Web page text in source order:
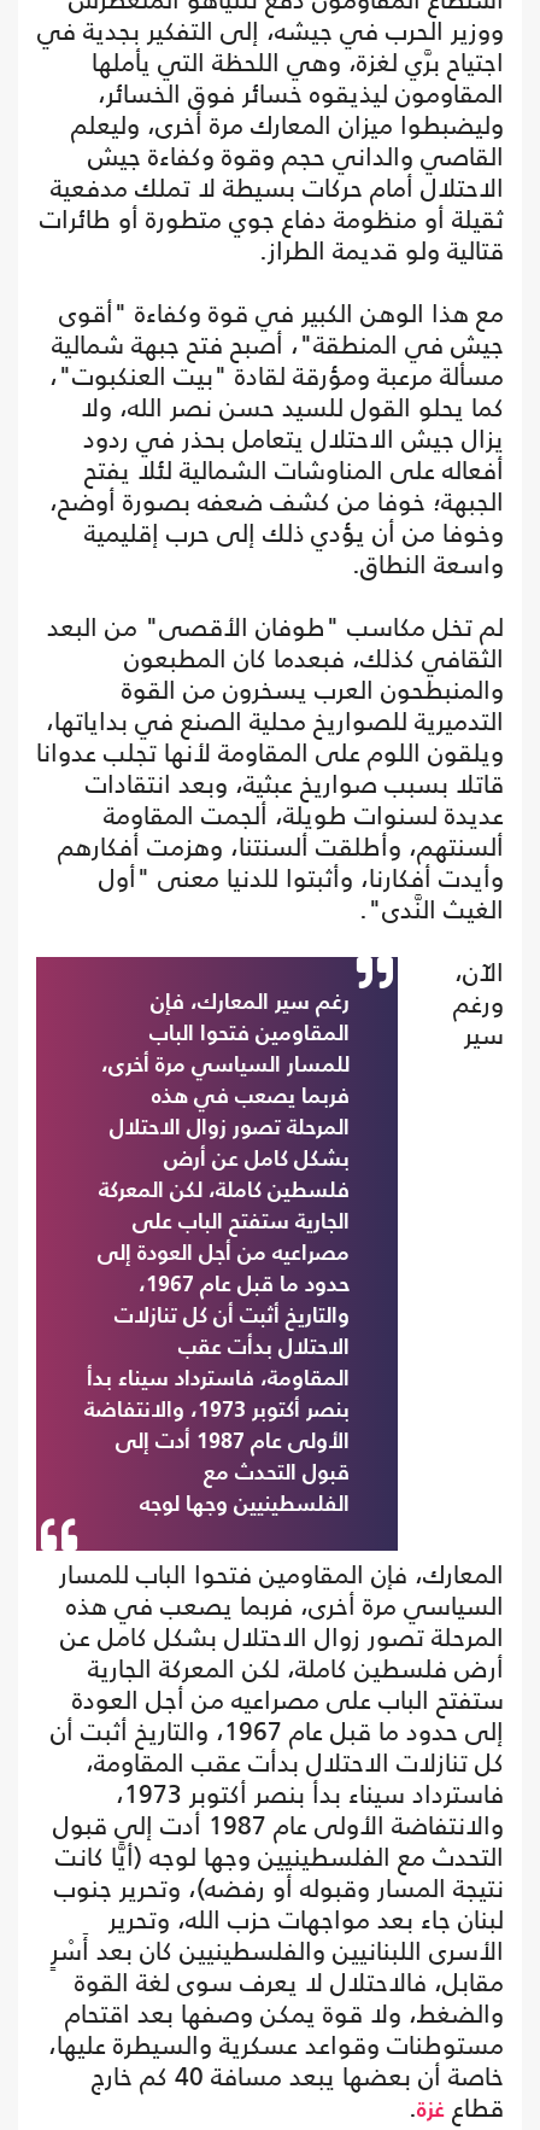
ووزير الحرب في جيشه، إلى التفكير بجدية في
اجتياح برَّي لغزة، وهي اللحظة التي يأملها
المقاومون ليذيقوه خسائر فوق الخسائر،
وليضبطوا ميزان المعارك مرة أخرى، وليعلم
القاصي والداني حجم وقوة وكفاءة جيش
الاحتلال أمام حركات بسيطة لا تملك مدفعية
ثقيلة أو منظومة دفاع جوي متطورة أو طائرات
قتالية ولو قديمة الطراز.
مع هذا الوهن الكبير في قوة وكفاءة "أقوى
جيش في المنطقة"، أصبح فتح جبهة شمالية
مسألة مرعبة ومؤرقة لقادة "بيت العنكبوت"،
كما يحلو القول للسيد حسن نصر الله، ولا
يزال جيش الاحتلال يتعامل بحذر في ردود
أفعاله على المناوشات الشمالية لئلا يفتح
الجبهة؛ خوفا من كشف ضعفه بصورة أوضح،
وخوفا من أن يؤدي ذلك إلى حرب إقليمية
واسعة النطاق.
لم تخل مكاسب "طوفان الأقصى" من البعد
الثقافي كذلك، فبعدما كان المطبعون
والمنبطحون العرب يسخرون من القوة
التدميرية للصواريخ محلية الصنع في بداياتها،
ويلقون اللوم على المقاومة لأنها تجلب عدوانا
قاتلا بسبب صواريخ عبثية، وبعد انتقادات
عديدة لسنوات طويلة، ألجمت المقاومة
ألسنتهم، وأطلقت ألسنتنا، وهزمت أفكارهم
وأيدت أفكارنا، وأثبتوا للدنيا معنى "أول
الغيث النَّدى".
رغم سير المعارك، فإن
المقاومين فتحوا الباب
للمسار السياسي مرة أخرى،
فربما يصعب في هذه
المرحلة تصور زوال الاحتلال
بشكل كامل عن أرض
فلسطين كاملة، لكن المعركة
الجارية ستفتح الباب على
مصراعيه من أجل العودة إلى
حدود ما قبل عام 1967،
والتاريخ أثبت أن كل تنازلات
الاحتلال بدأت عقب
المقاومة، فاسترداد سيناء بدأ
بنصر أكتوبر 1973، والانتفاضة
الأولى عام 1987 أدت إلى
قبول التحدث مع
الفلسطينيين وجها لوجه
الآن،
ورغم
سير
المعارك، فإن المقاومين فتحوا الباب للمسار
السياسي مرة أخرى، فربما يصعب في هذه
المرحلة تصور زوال الاحتلال بشكل كامل عن
أرض فلسطين كاملة، لكن المعركة الجارية
ستفتح الباب على مصراعيه من أجل العودة
إلى حدود ما قبل عام 1967، والتاريخ أثبت أن
كل تنازلات الاحتلال بدأت عقب المقاومة،
فاسترداد سيناء بدأ بنصر أكتوبر 1973،
والانتفاضة الأولى عام 1987 أدت إلى قبول
التحدث مع الفلسطينيين وجها لوجه (أيًّا كانت
نتيجة المسار وقبوله أو رفضه)، وتحرير جنوب
لبنان جاء بعد مواجهات حزب الله، وتحرير
الأسرى اللبنانيين والفلسطينيين كان بعد أَسْرٍ
مقابل، فالاحتلال لا يعرف سوى لغة القوة
والضغط، ولا قوة يمكن وصفها بعد اقتحام
مستوطنات وقواعد عسكرية والسيطرة عليها،
خاصة أن بعضها يبعد مسافة 40 كم خارج
قطاع غزة.